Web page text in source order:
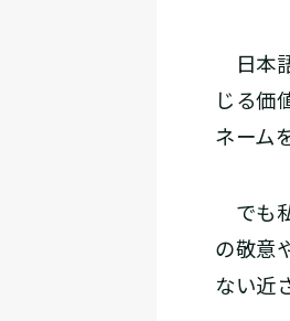
日本
じる価
ネーム
でも
の敬意
ない近